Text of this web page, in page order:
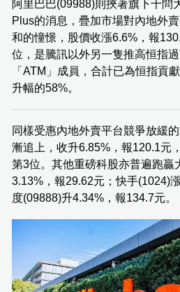
阿里巴巴(09988)則挾著旗下千問
Plus的消息，疊加市場對內地外
和的憧憬，股價收漲6.6%，報
位，是騰訊以外另一隻推高恒指
「ATM」成員，合計已為恒指貢
升幅的58%。
同樣受惠內地外賣平台競爭放緩
漸追上，收升6.85%，報120.1元
第3位。其他重磅科股亦普遍跑贏
3.13%，報29.62元；快手(1024)
度(09888)升4.34%，報134.7元。